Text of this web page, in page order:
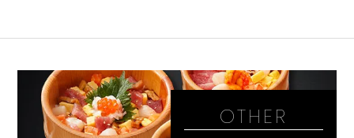
OTHER